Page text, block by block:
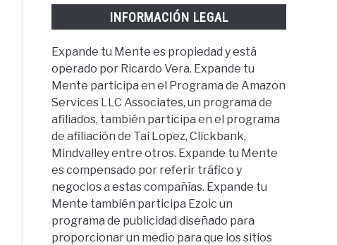
INFORMACIÓN LEGAL
Expande tu Mente es propiedad y está
operado por Ricardo Vera. Expande tu
Mente participa en el Programa de Amazon
Services LLC Associates, un programa de
afiliados, también participa en el programa
de afiliación de Tai Lopez, Clickbank,
Mindvalley entre otros. Expande tu Mente
es compensado por referir tráfico y
negocios a estas compañías. Expande tu
Mente también participa Ezoic un
programa de publicidad diseñado para
proporcionar un medio para que los sitios